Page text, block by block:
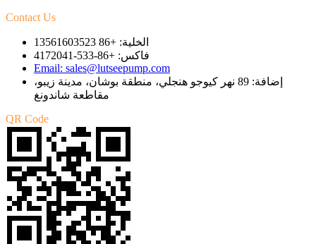
Contact Us
الخلية: +86 13561603523
فاكس: +86-533-4172041
Email: sales@lutseepump.com
إضافة: 89 نهر كيوجو هنجلي، منطقة بوشان، مدينة زيبو،
مقاطعة شاندونغ
QR Code